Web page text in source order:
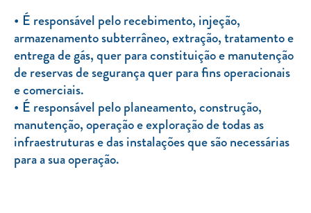
É responsável pelo recebimento, injeção,
armazenamento subterrâneo, extração, tratamento e
entrega de gás, quer para constituição e manutenção
de reservas de segurança quer para fins operacionais
e comerciais.
É responsável pelo planeamento, construção,
manutenção, operação e exploração de todas as
infraestruturas e das instalações que são necessárias
para a sua operação.